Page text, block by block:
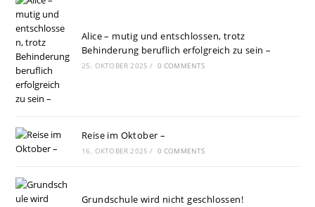
Alice – mutig und entschlossen, trotz
Behinderung beruflich erfolgreich zu sein –
25. OKTOBER 2025 / 0 COMMENTS
Reise im Oktober –
16. OKTOBER 2025 / 0 COMMENTS
Grundschule wird nicht geschlossen!